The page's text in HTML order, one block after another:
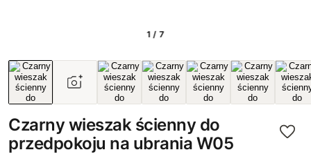
1 / 7
Czarny wieszak ścienny do
przedpokoju na ubrania W05